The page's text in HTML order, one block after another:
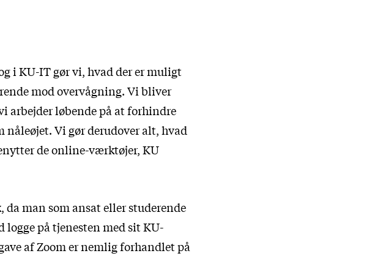
i KU-IT gør vi, hvad der er muligt
mod overvågning. Vi bliver
løbende på at forhindre
nåleøjet. Vi gør derudover alt, hvad
de online-værktøjer, KU
da man som ansat eller studerende
logge på tjenesten med sit KU-
af Zoom er nemlig forhandlet på